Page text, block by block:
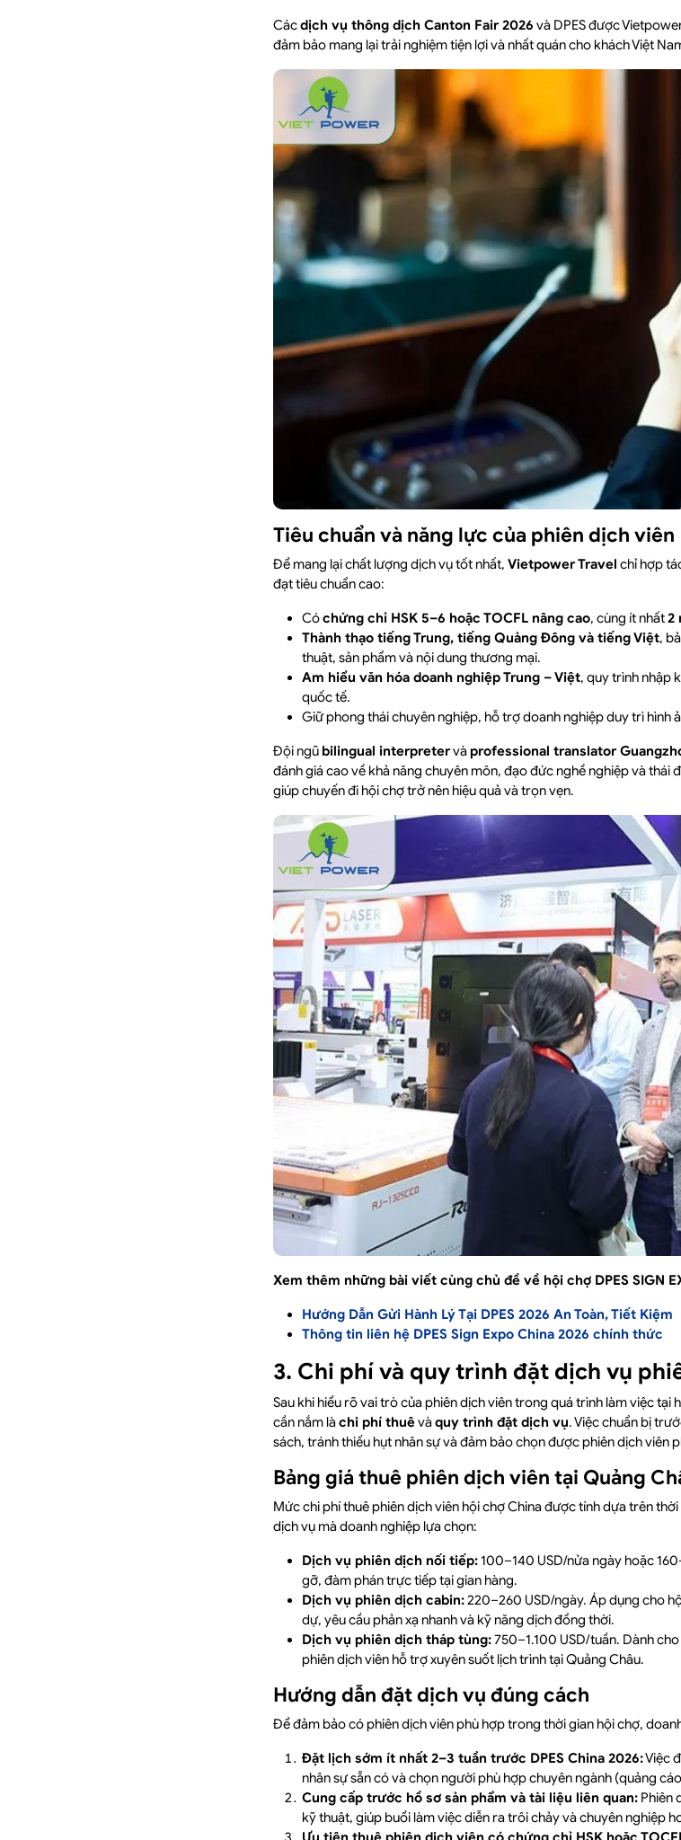
Cácdịch vụ thông dịch Canton Fair 2026 và DPES được
đảm bảo mang lại trải nghiệm tiện lợi và nhất quán cho khách Việt
Tiêu chuẩn và năng lực của phiên dịch viên
Để mang lại chất lượng dịch vụ tốt nhất, Vietpower Travel chỉ hợp
đạt tiêu chuẩn cao:
Cóchứng chỉ HSK 5–6 hoặc TOCFL nâng cao, cùng ít nhất2
Thành thạo tiếng Trung, tiếng Quảng Đông và tiếng Việt,
thuật, sản phẩm và nội dung thương mại.
Am hiểu văn hóa doanh nghiệp Trung – Việt, quy trình nhập
quốc tế.
Giữ phong thái chuyên nghiệp, hỗ trợ doanh nghiệp duy trì hình
Đội ngũ bilingual interpretervàprofessional translator
đánh giá cao về khả năng chuyên môn, đạo đức nghề nghiệp và
giúp chuyến đi hội chợ trở nên hiệu quả và trọn vẹn.
Xem thêm những bài viết cùng chủ đề về hội chợ DPES SIGN
Hướng Dẫn Gửi Hành Lý Tại DPES 2026 An Toàn, Tiết Kiệm
Thông tin liên hệ DPES Sign Expo China 2026 chính thức
3. Chi phí và quy trình đặt dịch vụ
Sau khi hiểu rõ vai trò của phiên dịch viên trong quá trình làm việc
cần nắm làchi phí thuêvàquy trình đặt dịch vụ. Việc chuẩn bị
sách, tránh thiếu hụt nhân sự và đảm bảo chọn được phiên dịch viên
Bảng giá thuê phiên dịch viên tại Quảng
Mức chi phí thuê phiên dịch viên hội chợ China được tính dựa trên
dịch vụ mà doanh nghiệp lựa chọn:
Dịch vụ phiên dịch nối tiếp: 100–140 USD/nửa ngày hoặc
gỡ, đàm phán trực tiếp tại gian hàng.
Dịch vụ phiên dịch cabin:220–260 USD/ngày. Áp dụng cho
dự, yêu cầu phản xạ nhanh và kỹ năng dịch đồng thời.
Dịch vụ phiên dịch tháp tùng:750–1.100 USD/tuần. Dành
phiên dịch viên hỗ trợ xuyên suốt lịch trình tại Quảng Châu.
Hướng dẫn đặt dịch vụ đúng cách
Để đảm bảo có phiên dịch viên phù hợp trong thời gian hội chợ,
Đặt lịch sớm ít nhất 2–3 tuần trước DPES China 2026:Việc
nhân sự sẵn có và chọn người phù hợp chuyên ngành (quảng
Cung cấp trước hồ sơ sản phẩm và tài liệu liên quan: Phiên
kỹ thuật, giúp buổi làm việc diễn ra trôi chảy và chuyên nghiệp